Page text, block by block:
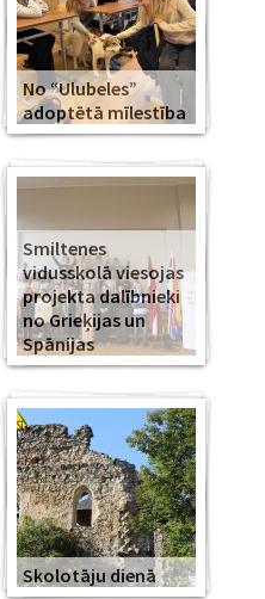
No “Ulubeles”
adoptētā mīlestība
Smiltenes
vidusskolā viesojas
projekta dalībnieki
no Grieķijas un
Spānijas
Skolotāju dienā